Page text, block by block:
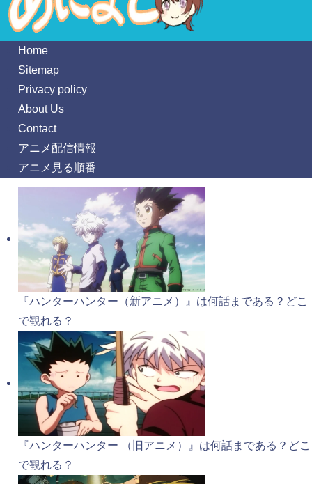
Home
Sitemap
Privacy policy
About Us
Contact
アニメ配信情報
アニメ見る順番
『ハンターハンター（新アニメ）』は何話まである？どこ
で観れる？
『ハンターハンター （旧アニメ）』は何話まである？どこ
で観れる？